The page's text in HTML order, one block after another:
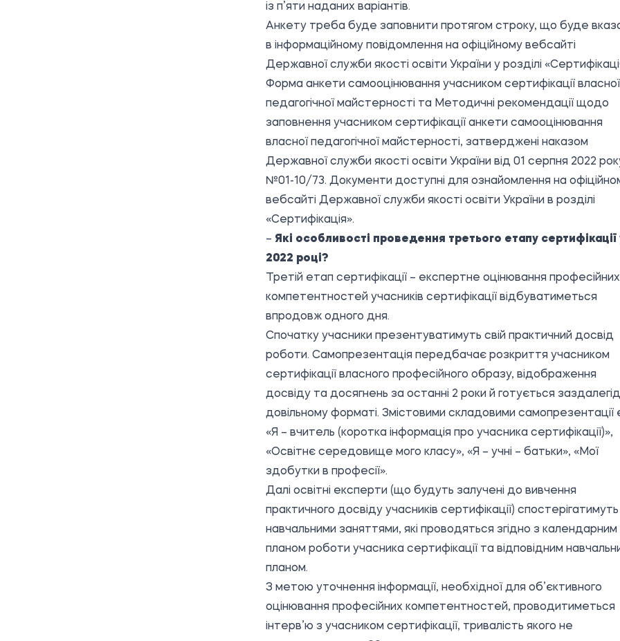
із п’яти наданих варіантів.
Анкету треба буде заповнити протягом строку, що буде
в інформаційному повідомлення на офіційному вебсайті
Державної служби якості освіти України у розділі
Форма анкети самооцінювання учасником сертифікації власної
педагогічної майстерності та Методичні рекомендації щодо
заповнення учасником сертифікації анкети самооцінювання
власної педагогічної майстерності, затверджені наказом
Державної служби якості освіти України від 01 серпня 2022
№01-10/73. Документи доступні для ознайомлення на
вебсайті Державної служби якості освіти України в розділі
«Сертифікація».
– Які особливості проведення третього етапу сертифікації
2022 році?
Третій етап сертифікації – експертне оцінювання професійних
компетентностей учасників сертифікації відбуватиметься
впродовж одного дня.
Спочатку учасники презентуватимуть свій практичний досвід
роботи. Самопрезентація передбачає розкриття учасником
сертифікації власного професійного образу, відображення
досвіду та досягнень за останні 2 роки й готується
довільному форматі. Змістовими складовими самопрезентації
«Я – вчитель (коротка інформація про учасника сертифікації)»,
«Освітнє середовище мого класу», «Я – учні – батьки», «Мої
здобутки в професії».
Далі освітні експерти (що будуть залучені до вивчення
практичного досвіду учасників сертифікації)
навчальними заняттями, які проводяться згідно з календарним
планом роботи учасника сертифікації та відповідним
планом.
З метою уточнення інформації, необхідної для об’єктивного
оцінювання професійних компетентностей, проводитиметься
інтерв’ю з учасником сертифікації, тривалість якого не